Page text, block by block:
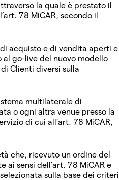
la quale è prestato il
78 MiCAR, secondo il
acquisto e di vendita aperti e
go-live del nuovo modello
Clienti diversi sulla
multilaterale di
o ogni altra venue presso la
di cui all’art. 78 MiCAR,
che, ricevuto un ordine del
ai sensi dell’art. 78 MiCAR e
sulla base dei criteri